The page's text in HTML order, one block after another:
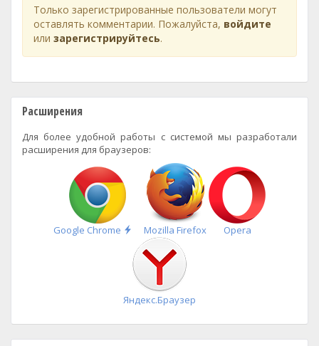
Только зарегистрированные пользователи могут
оставлять комментарии. Пожалуйста, войдите
или зарегистрируйтесь.
Расширения
Для более удобной работы с системой мы разработали
расширения для браузеров:
Google Chrome
Быстрая
установка
Mozilla Firefox Opera
Яндекс.Браузер